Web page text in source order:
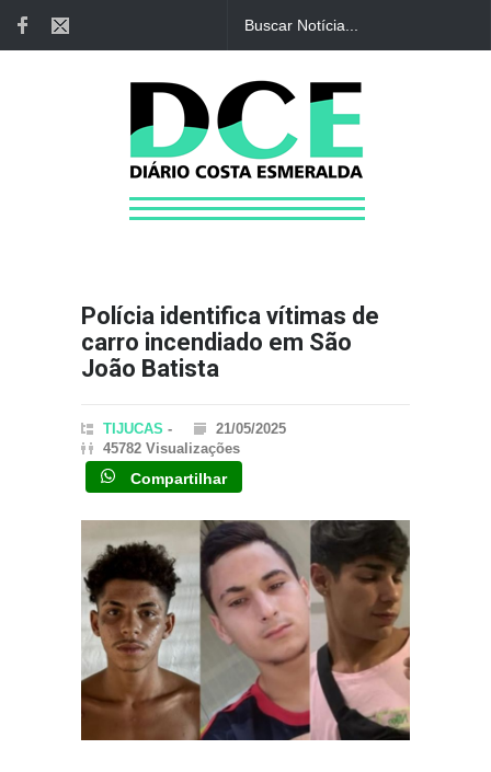
Polícia identifica vítimas de
carro incendiado em São
João Batista
TIJUCAS -
21/05/2025
45782 Visualizações
Compartilhar